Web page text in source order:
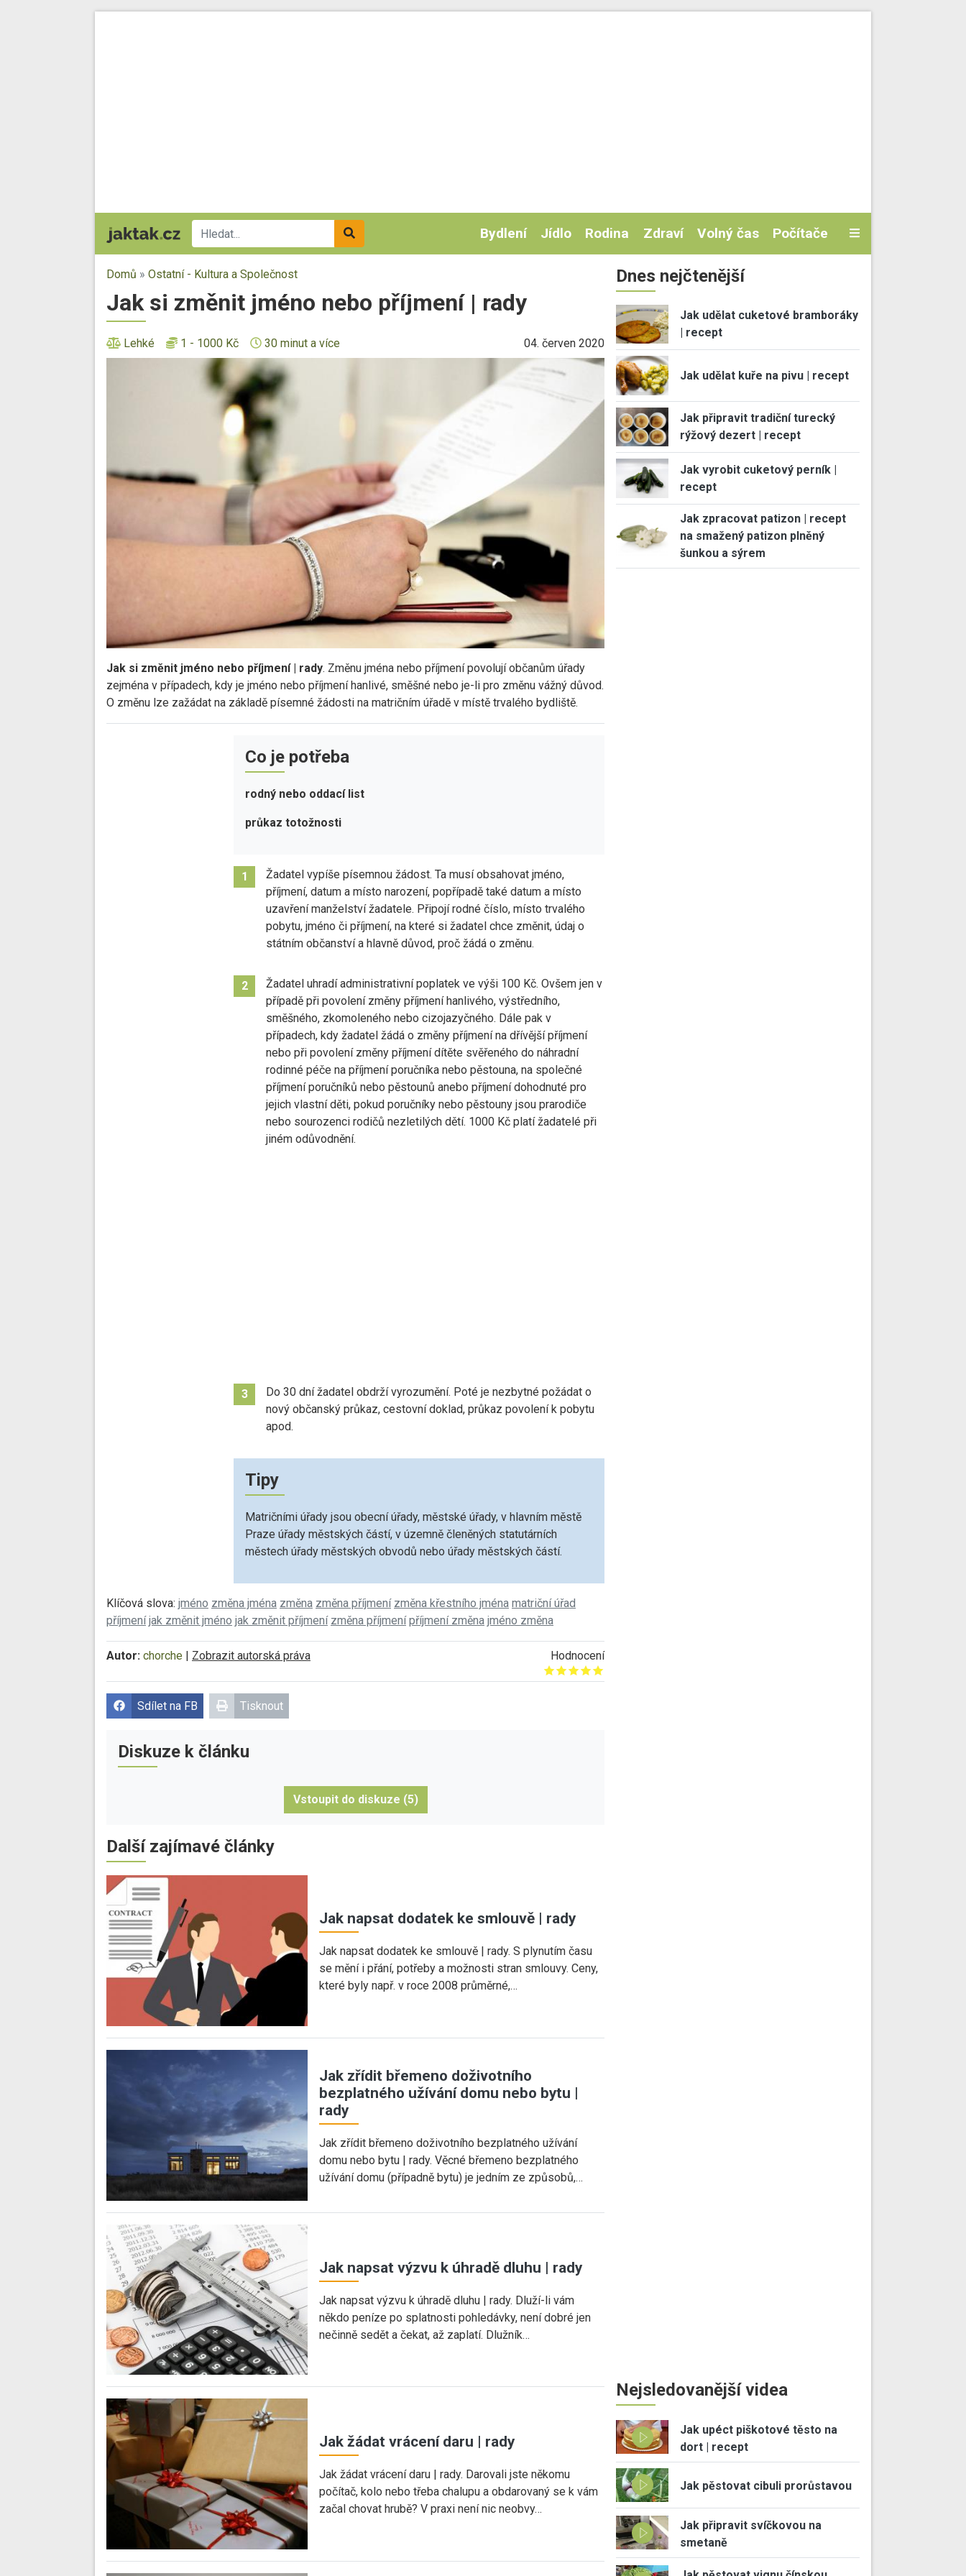
Bydlení Jídlo Rodina Zdraví Volný čas Počítače
Domů » Ostatní - Kultura a Společnost
Jak si změnit jméno nebo příjmení | rady
Lehké 1 - 1000 Kč 30 minut a více 04. červen 2020
Jak si změnit jméno nebo příjmení | rady. Změnu jména nebo příjmení povolují občanům úřady
zejména v případech, kdy je jméno nebo příjmení hanlivé, směšné nebo je-li pro změnu vážný důvod.
O změnu lze zažádat na základě písemné žádosti na matričním úřadě v místě trvalého bydliště.
Co je potřeba
rodný nebo oddací list
průkaz totožnosti
1
Žadatel vypíše písemnou žádost. Ta musí obsahovat jméno,
příjmení, datum a místo narození, popřípadě také datum a místo
uzavření manželství žadatele. Připojí rodné číslo, místo trvalého
pobytu, jméno či příjmení, na které si žadatel chce změnit, údaj o
státním občanství a hlavně důvod, proč žádá o změnu.
2
Žadatel uhradí administrativní poplatek ve výši 100 Kč. Ovšem jen v
případě při povolení změny příjmení hanlivého, výstředního,
směšného, zkomoleného nebo cizojazyčného. Dále pak v
případech, kdy žadatel žádá o změny příjmení na dřívější příjmení
nebo při povolení změny příjmení dítěte svěřeného do náhradní
rodinné péče na příjmení poručníka nebo pěstouna, na společné
příjmení poručníků nebo pěstounů anebo příjmení dohodnuté pro
jejich vlastní děti, pokud poručníky nebo pěstouny jsou prarodiče
nebo sourozenci rodičů nezletilých dětí. 1000 Kč platí žadatelé při
jiném odůvodnění.
3
Do 30 dní žadatel obdrží vyrozumění. Poté je nezbytné požádat o
nový občanský průkaz, cestovní doklad, průkaz povolení k pobytu
apod.
Tipy
Matričními úřady jsou obecní úřady, městské úřady, v hlavním městě
Praze úřady městských částí, v územně členěných statutárních
městech úřady městských obvodů nebo úřady městských částí.
Klíčová slova: jméno změna jména změna změna příjmení změna křestního jména matriční úřad
příjmení jak změnit jméno jak změnit příjmení změna příjmení příjmení změna jméno změna
Autor: chorche Zobrazit autorská práva
Hodnocení
Give it 1/5
Give it 2/5
Give it 3/5
Give it 4/5
Give it 5/5
Sdílet na FB Tisknout
Diskuze k článku
Vstoupit do diskuze (5)
Další zajímavé články
Jak napsat dodatek ke smlouvě | rady
Jak napsat dodatek ke smlouvě | rady. S plynutím času
se mění i přání, potřeby a možnosti stran smlouvy. Ceny,
které byly např. v roce 2008 průměrné,…
Jak zřídit břemeno doživotního
bezplatného užívání domu nebo bytu |
rady
Jak zřídit břemeno doživotního bezplatného užívání
domu nebo bytu | rady. Věcné břemeno bezplatného
užívání domu (případně bytu) je jedním ze způsobů,…
Jak napsat výzvu k úhradě dluhu | rady
Jak napsat výzvu k úhradě dluhu | rady. Dluží-li vám
někdo peníze po splatnosti pohledávky, není dobré jen
nečinně sedět a čekat, až zaplatí. Dlužník…
Jak žádat vrácení daru | rady
Jak žádat vrácení daru | rady. Darovali jste někomu
počítač, kolo nebo třeba chalupu a obdarovaný se k vám
začal chovat hrubě? V praxi není nic neobvy…
Dnes nejčtenější
Jak udělat cuketové bramboráky
| recept
Jak udělat kuře na pivu | recept
Jak připravit tradiční turecký
rýžový dezert | recept
Jak vyrobit cuketový perník |
recept
Jak zpracovat patizon | recept
na smažený patizon plněný
šunkou a sýrem
Nejsledovanější videa
Jak upéct piškotové těsto na
dort | recept
Jak pěstovat cibuli prorůstavou
Jak připravit svíčkovou na
smetaně